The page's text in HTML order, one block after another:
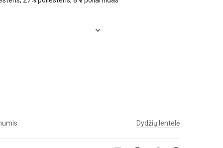
Dydžių lentelė